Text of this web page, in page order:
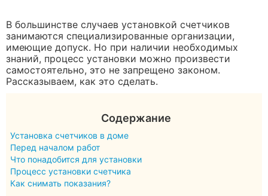
В большинстве случаев установкой счетчиков
занимаются специализированные организации,
имеющие допуск. Но при наличии необходимых
знаний, процесс установки можно произвести
самостоятельно, это не запрещено законом.
Рассказываем, как это сделать.
Содержание
Установка счетчиков в доме
Перед началом работ
Что понадобится для установки
Процесс установки счетчика
Как снимать показания?